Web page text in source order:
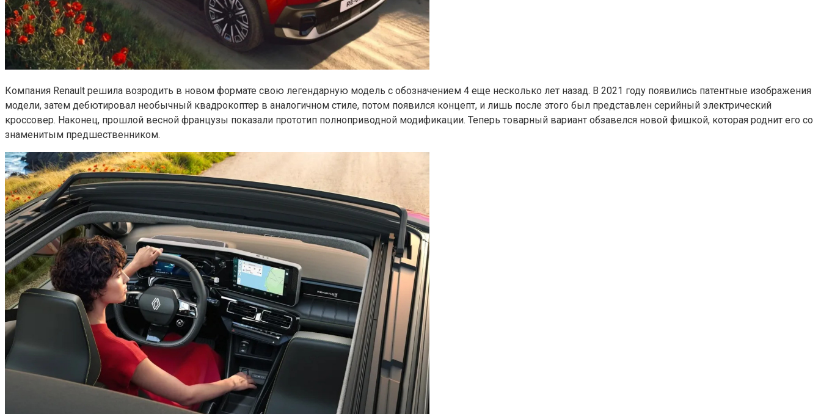
Компания Renault решила возродить в новом формате свою легендарную модель с обозначением 4 еще несколько лет назад. В 2021 году появились патентные изображения
модели, затем дебютировал необычный квадрокоптер в аналогичном стиле, потом появился концепт, и лишь после этого был представлен серийный электрический
кроссовер. Наконец, прошлой весной французы показали прототип полноприводной модификации. Теперь товарный вариант обзавелся новой фишкой, которая роднит его со
знаменитым предшественником.